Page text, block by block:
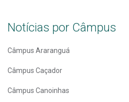
Notícias por Câmpus
Câmpus Araranguá
Câmpus Caçador
Câmpus Canoinhas